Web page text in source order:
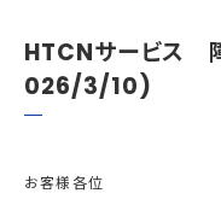
HTCNサービス
026/3/10)
お客様各位